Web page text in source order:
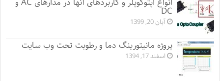
DC
آبان 20, 1399
پروژه مانيتورينگ دما و رطوبت تحت وب سایت
اسفند 17, 1394